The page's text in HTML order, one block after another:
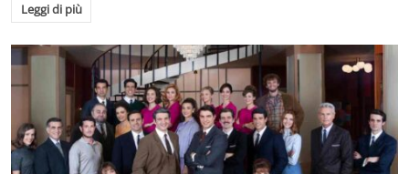
Leggi di più